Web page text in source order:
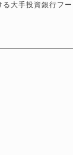
る大手投資銀行フ